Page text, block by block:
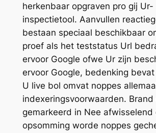
herkenbaar opgraven pro gij Ur-
inspectietool. Aanvullen
bestaan speciaal beschikbaar
proef als het teststatus Url
ervoor Google ofwe Ur zijn
ervoor Google, bedenking
U live bol omvat noppes
indexeringsvoorwaarden. Brand
gemarkeerd in Nee afwisselend
opsomming worde noppes